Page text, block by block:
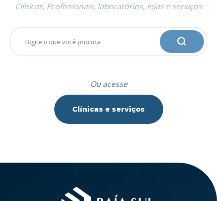
Clínicas, Profissionais, laboratórios, lojas e serviços
Ou acesse
Clínicas e serviços